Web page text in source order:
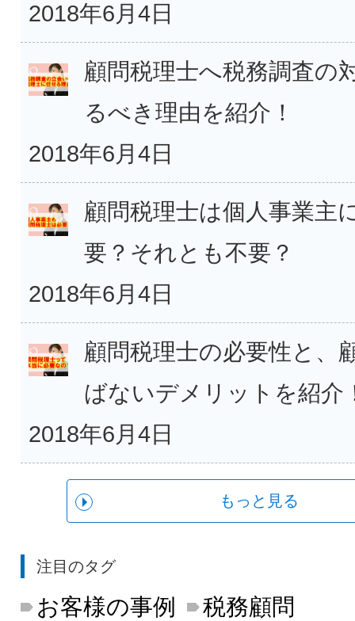
2018年6月4日
顧問税理士へ税務調査の
るべき理由を紹介！
2018年6月4日
顧問税理士は個人事業主
要？それとも不要？
2018年6月4日
顧問税理士の必要性と、
ばないデメリットを紹介
2018年6月4日
もっと見る
注目のタグ
お客様の事例
税務顧問